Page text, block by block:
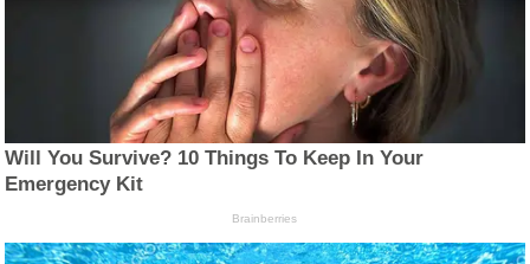
Will You Survive? 10 Things To Keep In Your
Emergency Kit
Brainberries